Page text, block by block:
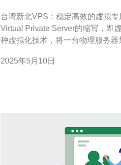
台湾新北VPS：稳定高效的虚拟专用服
Virtual Private Server的缩写，即
种虚拟化技术，将一台物理服务
以像独立服务器一样运行应用程序。 台湾新北VPS具有
2025年5月10日